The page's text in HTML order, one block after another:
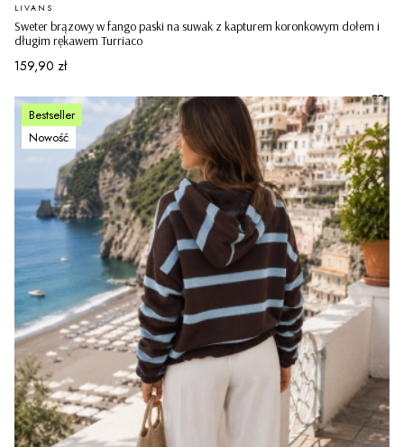
Sweter brązowy w fango paski na suwak z kapturem koronkowym dołem i
długim rękawem Turriaco
PRODUCENT
LIVANS
Cena
159,90 zł
Bestseller
Nowość